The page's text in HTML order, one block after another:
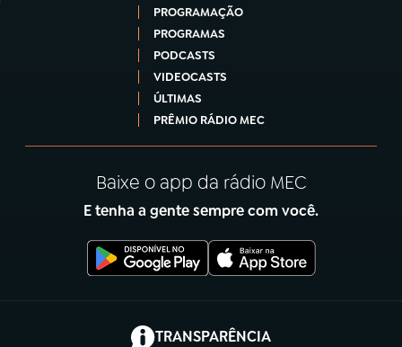
PROGRAMAÇÃO
PROGRAMAS
PODCASTS
VIDEOCASTS
ÚLTIMAS
PRÊMIO RÁDIO MEC
Baixe o app da rádio MEC
E tenha a gente sempre com você.
TRANSPARÊNCIA
(abre em nova aba)